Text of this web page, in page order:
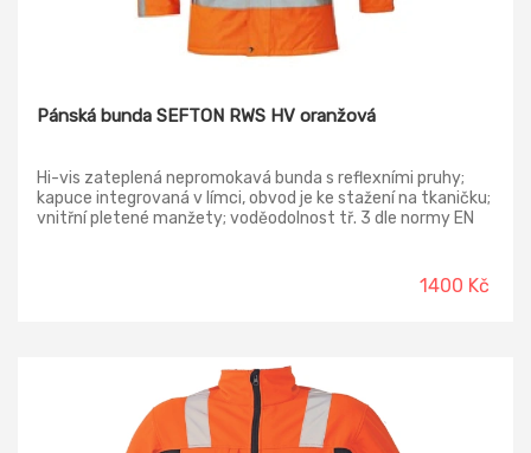
Pánská bunda SEFTON RWS HV oranžová
Hi-vis zateplená nepromokavá bunda s reflexními pruhy;
kapuce integrovaná v límci, obvod je ke stažení na tkaničku;
vnitřní pletené manžety; voděodolnost tř. 3 dle normy EN
1400 Kč